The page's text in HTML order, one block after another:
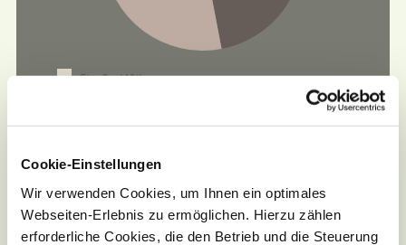
Cookie-Einstellungen
Wir verwenden Cookies, um Ihnen ein optimales
Webseiten-Erlebnis zu ermöglichen. Hierzu zählen
erforderliche Cookies, die den Betrieb und die Steuerung
Straße (4%)
Wanderweg (17%)